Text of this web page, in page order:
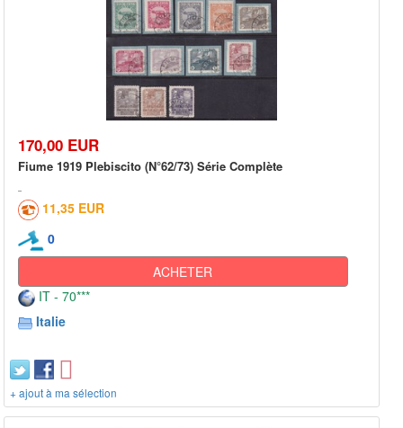
170,00 EUR
Fiume 1919 Plebiscito (N°62/73) Série Complète
11,35 EUR
0
ACHETER
IT - 70***
Italie
+ ajout à ma sélection